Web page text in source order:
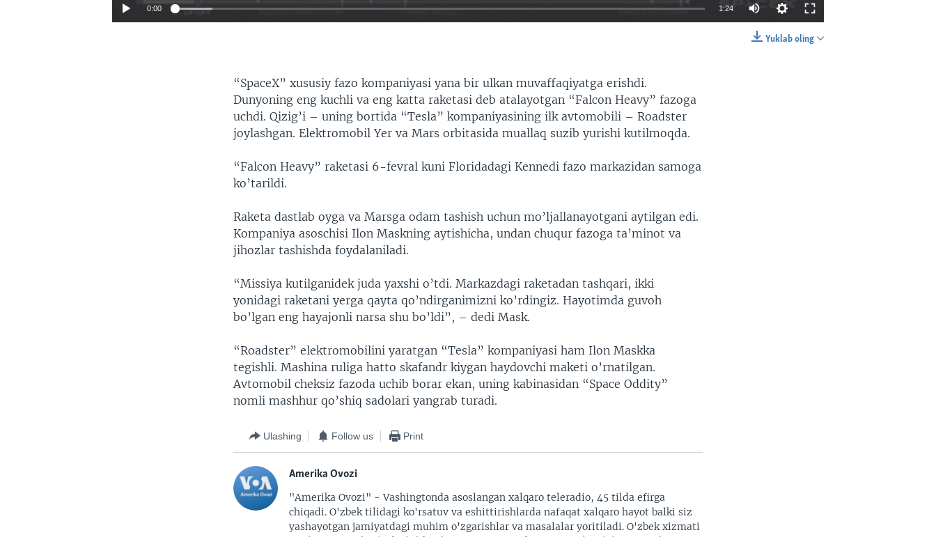
0:00 1:24
Yuklab oling
“SpaceX” xususiy fazo kompaniyasi yana bir ulkan muvaffaqiyatga erishdi.
Dunyoning eng kuchli va eng katta raketasi deb atalayotgan “Falcon Heavy” fazoga
uchdi. Qizig’i – uning bortida “Tesla” kompaniyasining ilk avtomobili – Roadster
joylashgan. Elektromobil Yer va Mars orbitasida muallaq suzib yurishi kutilmoqda.
“Falcon Heavy” raketasi 6-fevral kuni Floridadagi Kennedi fazo markazidan samoga
ko’tarildi.
Raketa dastlab oyga va Marsga odam tashish uchun mo’ljallanayotgani aytilgan edi.
Kompaniya asoschisi Ilon Maskning aytishicha, undan chuqur fazoga ta’minot va
jihozlar tashishda foydalaniladi.
“Missiya kutilganidek juda yaxshi o’tdi. Markazdagi raketadan tashqari, ikki
yonidagi raketani yerga qayta qo’ndirganimizni ko’rdingiz. Hayotimda guvoh
bo’lgan eng hayajonli narsa shu bo’ldi”, – dedi Mask.
“Roadster” elektromobilini yaratgan “Tesla” kompaniyasi ham Ilon Maskka
tegishli. Mashina ruliga hatto skafandr kiygan haydovchi maketi o’rnatilgan.
Avtomobil cheksiz fazoda uchib borar ekan, uning kabinasidan “Space Oddity”
nomli mashhur qo’shiq sadolari yangrab turadi.
Ulashing Follow us Print
Amerika Ovozi
"Amerika Ovozi" - Vashingtonda asoslangan xalqaro teleradio, 45 tilda efirga
chiqadi. O'zbek tilidagi ko'rsatuv va eshittirishlarda nafaqat xalqaro hayot balki siz
yashayotgan jamiyatdagi muhim o'zgarishlar va masalalar yoritiladi. O'zbek xizmati